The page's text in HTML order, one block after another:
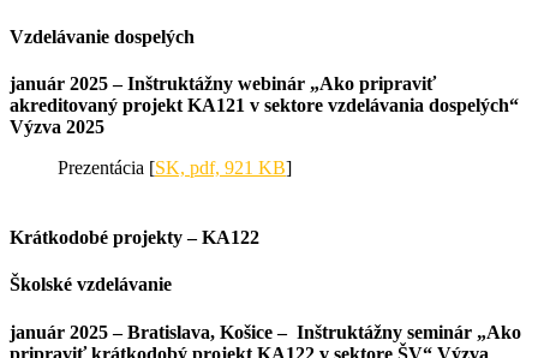
Vzdelávanie dospelých
január 2025 – Inštruktážny webinár „Ako pripraviť
akreditovaný projekt KA121 v sektore vzdelávania dospelých“
Výzva 2025
Prezentácia [SK, pdf, 921 KB]
Krátkodobé projekty – KA122
Školské vzdelávanie
január 2025 – Bratislava, Košice – Inštruktážny seminár „Ako
pripraviť krátkodobý projekt KA122 v sektore ŠV“ Výzva